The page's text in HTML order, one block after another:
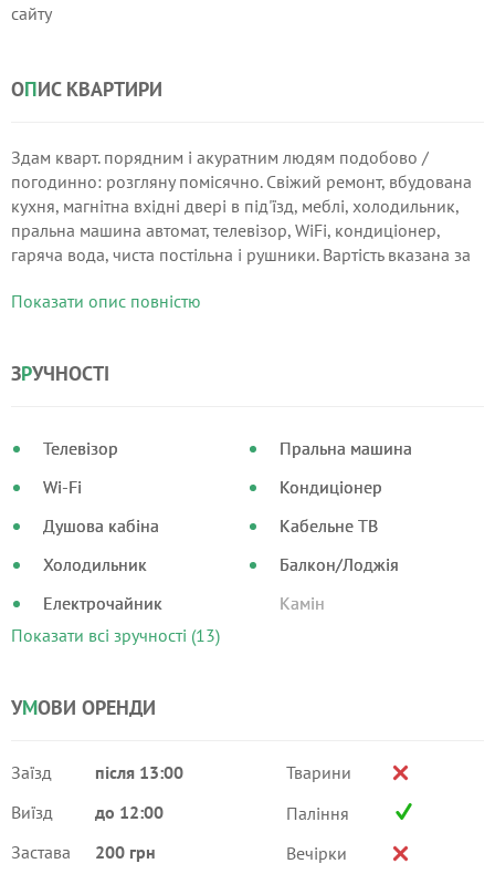
сайту
ОПИС КВАРТИРИ
Здам кварт. порядним і акуратним людям подобово /
погодинно: розгляну помісячно. Свіжий ремонт, вбудована
кухня, магнітна вхідні двері в під'їзд, меблі, холодильник,
пральна машина автомат, телевізор, WiFi, кондиціонер,
гаряча вода, чиста постільна і рушники. Вартість вказана за
Показати опис повністю
ЗРУЧНОСТІ
Телевізор
Wi-Fi
Душова кабіна
Холодильник
Електрочайник
Пральна машина
Кондиціонер
Кабельне ТВ
Балкон/Лоджія
Камін
Показати всі зручності (13)
УМОВИ ОРЕНДИ
Заїзд
після 13:00
Виїзд
до 12:00
Застава
200 грн
Тварини
Паління
Вечірки